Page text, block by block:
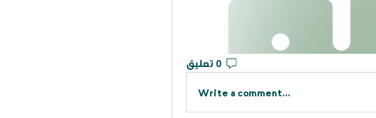
0 تعليق
Write a comment...